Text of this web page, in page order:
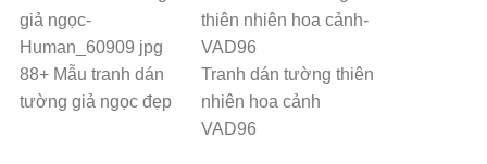
88+ Mẫu tranh dán
tường giả ngọc đẹp
Tranh dán tường thiên
nhiên hoa cảnh
VAD96